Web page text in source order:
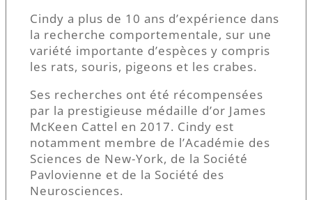
Cindy a plus de 10 ans d’expérience dans
la recherche comportementale, sur une
variété importante d’espèces y compris
les rats, souris, pigeons et les crabes.
Ses recherches ont été récompensées
par la prestigieuse médaille d’or James
McKeen Cattel en 2017. Cindy est
notamment membre de l’Académie des
Sciences de New-York, de la Société
Pavlovienne et de la Société des
Neurosciences.